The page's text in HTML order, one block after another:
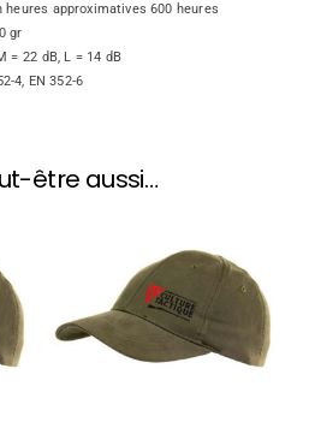
heures approximatives 600 heures
gr
= 22 dB, L = 14 dB
4, EN 352-6
être aussi…